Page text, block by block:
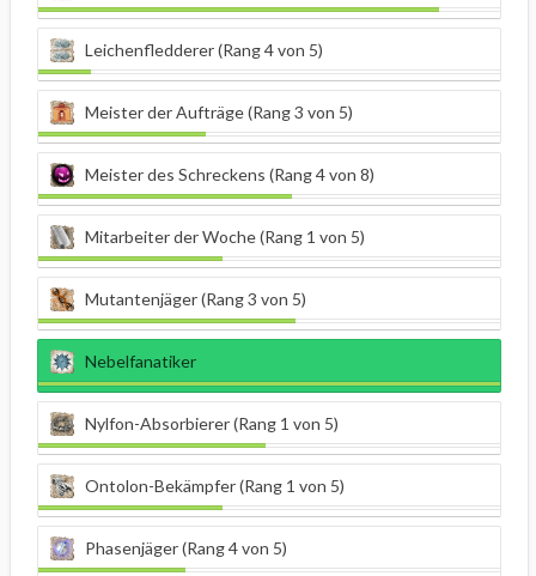
Leichenfledderer (Rang 4 von 5)
Meister der Aufträge (Rang 3 von 5)
Meister des Schreckens (Rang 4 von 8)
Mitarbeiter der Woche (Rang 1 von 5)
Mutantenjäger (Rang 3 von 5)
Nebelfanatiker
Nylfon-Absorbierer (Rang 1 von 5)
Ontolon-Bekämpfer (Rang 1 von 5)
Phasenjäger (Rang 4 von 5)